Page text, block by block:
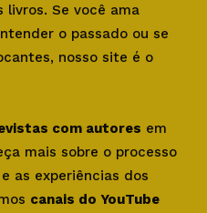
livros. Se você ama
o passado ou se
nosso site é o
com autores em
mais sobre o processo
as experiências dos
canais do YouTube